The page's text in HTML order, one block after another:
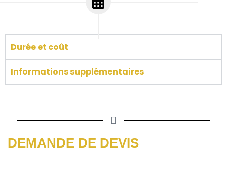
Durée et coût
Informations supplémentaires
DEMANDE DE DEVIS